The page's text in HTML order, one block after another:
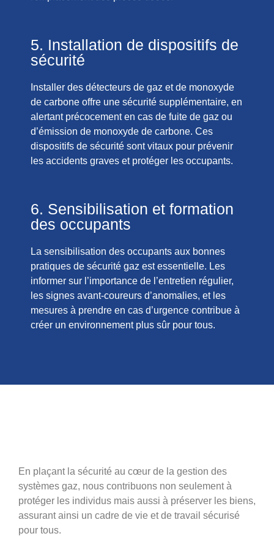
5. Installation de dispositifs de
sécurité
Installer des détecteurs de gaz et de monoxyde
de carbone offre une sécurité supplémentaire, en
alertant précocement en cas de fuite de gaz ou
d’émission de monoxyde de carbone. Ces
dispositifs de sécurité sont vitaux pour prévenir
les accidents graves et protéger les occupants.
6. Sensibilisation et formation
des occupants
La sensibilisation des occupants aux bonnes
pratiques de sécurité gaz est essentielle. Les
informer sur l’importance de l’entretien régulier,
les signes avant-coureurs d’anomalies, et les
mesures à prendre en cas d’urgence contribue à
créer un environnement plus sûr pour tous.
En plaçant la sécurité au cœur de la gestion des
systèmes gaz, nous contribuons non seulement à
protéger les individus mais aussi à préserver les biens,
assurant ainsi un cadre de vie et de travail sécurisé
pour tous.